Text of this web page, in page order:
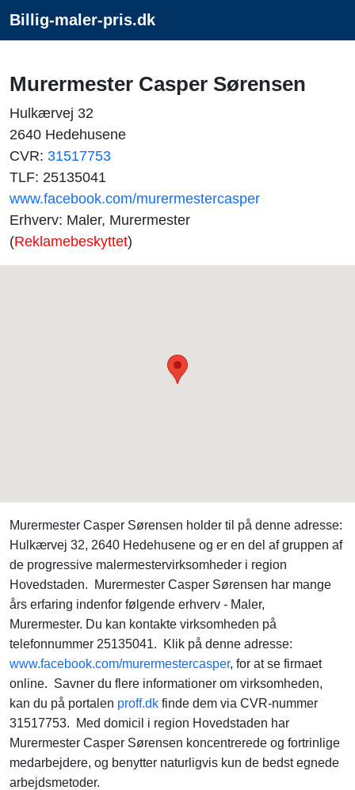
Billig-maler-pris.dk
Murermester Casper Sørensen
Hulkærvej 32
2640 Hedehusene
CVR: 31517753
TLF: 25135041
www.facebook.com/murermestercasper
Erhverv: Maler, Murermester
(Reklamebeskyttet)
Murermester Casper Sørensen holder til på denne adresse:
Hulkærvej 32, 2640 Hedehusene og er en del af gruppen af
de progressive malermestervirksomheder i region
Hovedstaden. Murermester Casper Sørensen har mange
års erfaring indenfor følgende erhverv - Maler,
Murermester. Du kan kontakte virksomheden på
telefonnummer 25135041. Klik på denne adresse:
www.facebook.com/murermestercasper, for at se firmaet
online. Savner du flere informationer om virksomheden,
kan du på portalen proff.dk finde dem via CVR-nummer
31517753. Med domicil i region Hovedstaden har
Murermester Casper Sørensen koncentrerede og fortrinlige
medarbejdere, og benytter naturligvis kun de bedst egnede
arbejdsmetoder.